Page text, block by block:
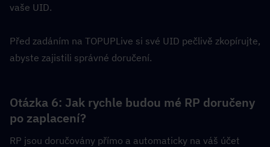
vaše UID.
Před zadáním na TOPUPLive si své UID pečlivě zkopírujte,
abyste zajistili správné doručení.
Otázka 6: Jak rychle budou mé RP doručeny
po zaplacení?
RP jsou doručovány přímo a automaticky na váš účet